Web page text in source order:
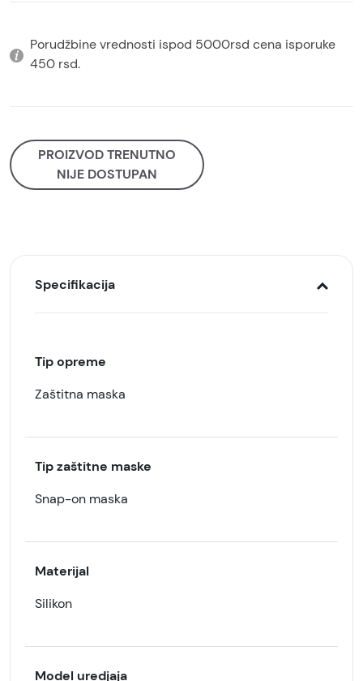
Porudžbine vrednosti ispod 5000rsd cena isporuke
450 rsd.
PROIZVOD TRENUTNO
NIJE DOSTUPAN
Specifikacija
Tip opreme
Zaštitna maska
Tip zaštitne maske
Snap-on maska
Materijal
Silikon
Model uredjaja